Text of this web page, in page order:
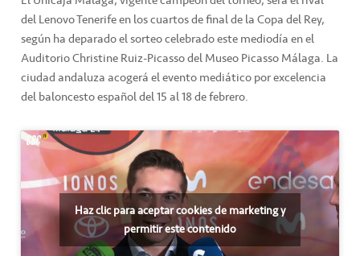
del Lenovo Tenerife en los cuartos de final de la Copa del Rey,
según ha deparado el sorteo celebrado este mediodía en el
Auditorio Christine Ruiz-Picasso del Museo Picasso Málaga. La
ciudad andaluza acogerá el evento mediático por excelencia
del baloncesto español del 15 al 18 de febrero.
Haz clic para aceptar cookies de marketing y
permitir este contenido